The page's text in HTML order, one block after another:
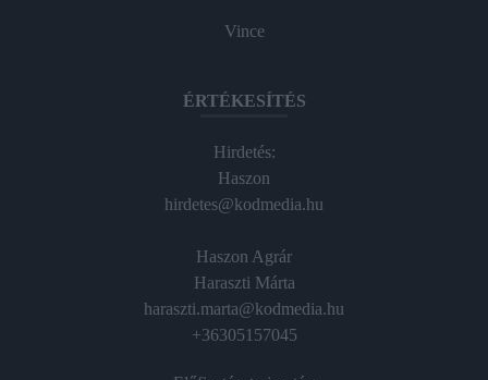
Vince
ÉRTÉKESÍTÉS
Hirdetés:
Haszon
hirdetes@kodmedia.hu
Haszon Agrár
Haraszti Márta
haraszti.marta@kodmedia.hu
+36305157045